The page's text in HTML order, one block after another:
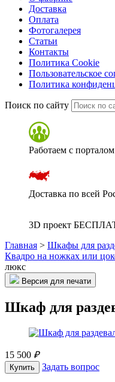
Доставка
Оплата
Фотогалерея
Статьи
Контакты
Политика Cookie
Пользовательское
Политика
Поиск по сайту
Работаем с
Доставка по всей
3D проект
Главная > Шкафы для
Квадро на ножках или
люкс
Версия для печати
Шкаф для
15 500 ₽
Купить Задать вопрос